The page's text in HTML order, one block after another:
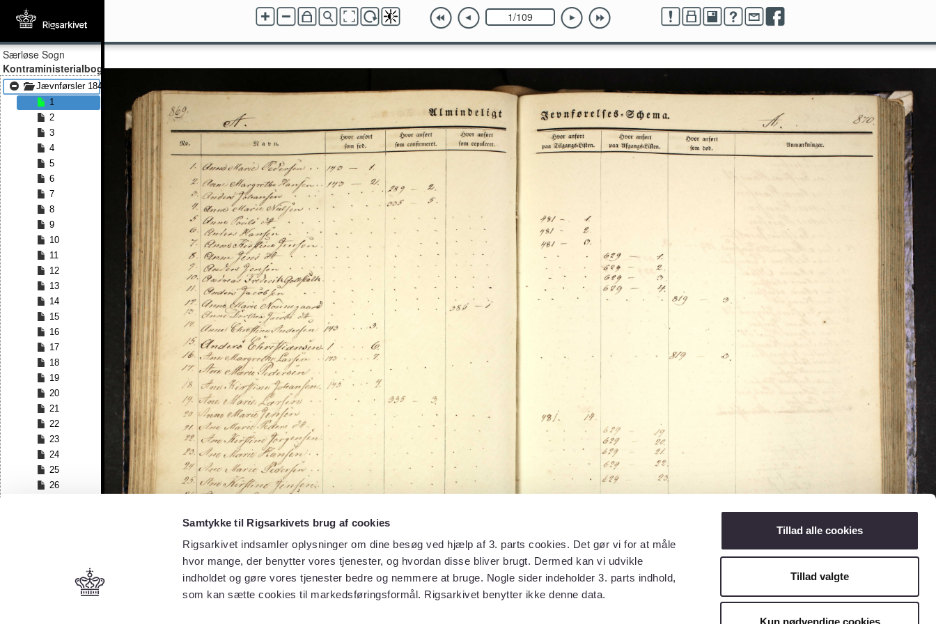
Samtykke til Rigsarkivets brug af cookies
Rigsarkivet indsamler oplysninger om dine besøg ved hjælp af 3. parts cookies. Det gør vi for at måle
hvor mange, der benytter vores tjenester, og hvordan disse bliver brugt. Dermed kan vi udvikle
indholdet og gøre vores tjenester bedre og nemmere at bruge. Nogle sider indeholder 3. parts indhold,
som kan sætte cookies til markedsføringsformål. Rigsarkivet benytter ikke denne data.
Tillad alle cookies
Tillad valgte
Kun nødvendige cookies
Særløse Sogn
Kontraministerialbog
Jævnførsler 1848 - Jævnførsler 1878
1
2
3
4
5
6
7
8
9
10
11
12
13
14
15
16
17
18
19
20
21
22
23
24
25
26